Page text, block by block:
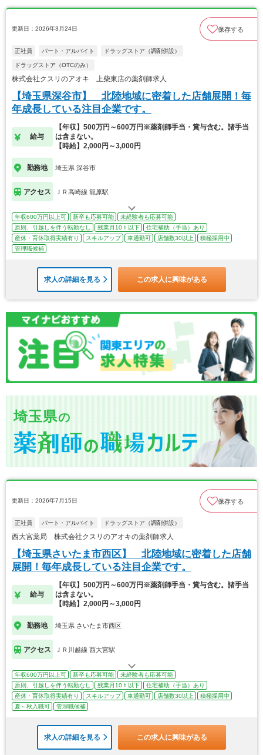
更新日：2026年3月24日 保存する
正社員 パート・アルバイト ドラッグストア（調剤併設）
ドラッグストア（OTCのみ）
株式会社クスリのアオキ 上柴東店の薬剤師求人
【埼玉県深谷市】 北陸地域に密着した店舗展開！毎
年成長している注目企業です。
給与
【年収】500万円～600万円※薬剤師手当・賞与含む。諸手当
は含まない。
【時給】2,000円～3,000円
勤務地 埼玉県 深谷市
アクセス ＪＲ高崎線 籠原駅
年収600万円以上可 新卒も応募可能
未経験者も応募可能
原則、引越しを伴う転勤なし
残業月10ｈ以下
住宅補助（手当）あり
産休・育休取得実績有り
スキルアップ 車通勤可 店舗数30以上
積極採用中
管理職候補
求人の詳細を見る この求人に興味がある
埼玉県の
更新日：2026年7月15日 保存する
正社員 パート・アルバイト ドラッグストア（調剤併設）
西大宮薬局 株式会社クスリのアオキの薬剤師求人
【埼玉県さいたま市西区】 北陸地域に密着した店舗
展開！毎年成長している注目企業です。
給与
【年収】500万円～600万円※薬剤師手当・賞与含む。諸手当
は含まない。
【時給】2,000円～3,000円
勤務地 埼玉県 さいたま市西区
アクセス ＪＲ川越線 西大宮駅
年収600万円以上可 新卒も応募可能
未経験者も応募可能
原則、引越しを伴う転勤なし
残業月10ｈ以下
住宅補助（手当）あり
産休・育休取得実績有り
スキルアップ 車通勤可 店舗数30以上
積極採用中
夏～秋入職可
管理職候補
求人の詳細を見る この求人に興味がある